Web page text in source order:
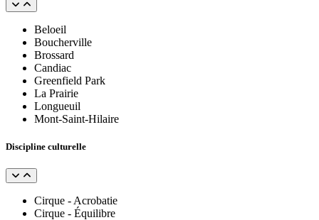
Beloeil
Boucherville
Brossard
Candiac
Greenfield Park
La Prairie
Longueuil
Mont-Saint-Hilaire
Discipline culturelle
Cirque - Acrobatie
Cirque - Équilibre